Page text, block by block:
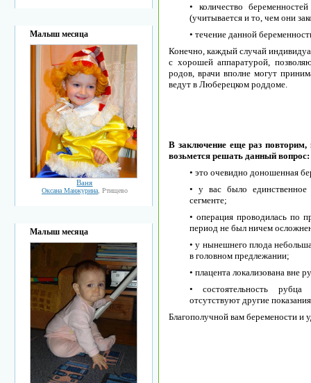
Малыш месяца
Ваня
Оксана Манжурина, Ртищево
Малыш месяца
• количество
(учитывается и то, чем они
• течение данной
Конечно, каждый случай
с хорошей аппаратурой,
родов, врачи вполне могут
ведут в Люберецком роддоме.
В заключение еще раз повторим,
возьмется решать данный вопрос:
• это очевидно доношенная
• у вас было
сегменте;
• операция проводилась по
период не был ничем
• у нынешнего плода
в головном предлежании;
• плацента локализована вне
• состоятельность
отсутствуют другие
Благополучной вам беремености и